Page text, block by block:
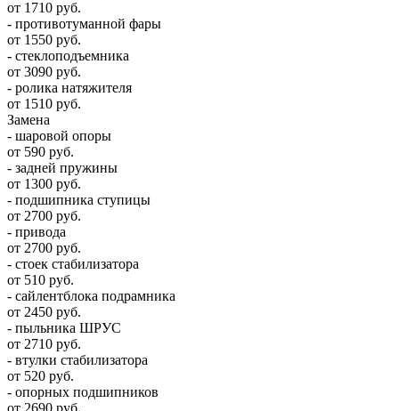
от 1710 руб.
- противотуманной фары
от 1550 руб.
- стеклоподъемника
от 3090 руб.
- ролика натяжителя
от 1510 руб.
Замена
- шаровой опоры
от 590 руб.
- задней пружины
от 1300 руб.
- подшипника ступицы
от 2700 руб.
- привода
от 2700 руб.
- стоек стабилизатора
от 510 руб.
- сайлентблока подрамника
от 2450 руб.
- пыльника ШРУС
от 2710 руб.
- втулки стабилизатора
от 520 руб.
- опорных подшипников
от 2690 руб.